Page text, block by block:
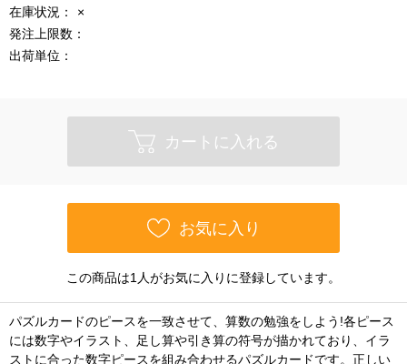
在庫状況：
×
発注上限数：
出荷単位：
カートに入れる
お気に入り
この商品は1人がお気に入りに登録しています。
パズルカードのピースを一致させて、算数の勉強をしよう!各ピース
には数字やイラスト、足し算や引き算の符号が描かれており、イラ
ストに合った数字ピースを組み合わせるパズルカードです。正しい